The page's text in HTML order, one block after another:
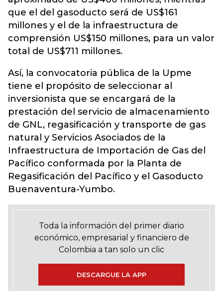
que el del gasoducto será de US$161
millones y el de la infraestructura de
comprensión US$150 millones, para un valor
total de US$711 millones.
Así, la convocatoria pública de la Upme
tiene el propósito de seleccionar al
inversionista que se encargará de la
prestación del servicio de almacenamiento
de GNL, regasificación y transporte de gas
natural y Servicios Asociados de la
Infraestructura de Importación de Gas del
Pacífico conformada por la Planta de
Regasificación del Pacífico y el Gasoducto
Buenaventura-Yumbo.
Toda la información del primer diario
económico, empresarial y financiero de
Colombia a tan solo un clic
DESCARGUE LA APP